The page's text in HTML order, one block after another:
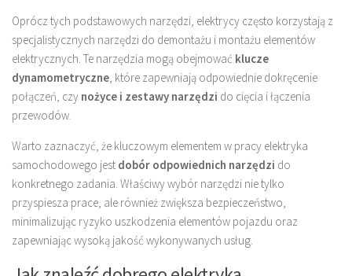
Oprócz tych podstawowych narzędzi, elektrycy często korzystają z
specjalistycznych narzędzi do demontażu i montażu elementów
elektrycznych. Te narzędzia mogą obejmować klucze
dynamometryczne , które zapewniają odpowiednie dokręcenie
połączeń, czy nożyce i zestawy narzędzi do cięcia i łączenia
przewodów.
Warto zaznaczyć, że kluczowym elementem w pracy elektryka
samochodowego jest dobór odpowiednich narzędzi do
konkretnego zadania. Właściwy wybór narzędzi nie tylko
przyspiesza prace, ale również zwiększa bezpieczeństwo,
minimalizując ryzyko uszkodzenia elementów pojazdu oraz
zapewniając wysoką jakość wykonywanych usług.